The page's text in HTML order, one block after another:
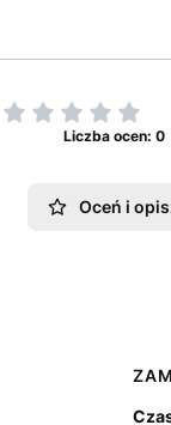
Liczba ocen: 0
Oceń i